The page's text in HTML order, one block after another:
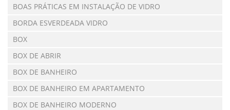
BOAS PRÁTICAS EM INSTALAÇÃO DE VIDRO
BORDA ESVERDEADA VIDRO
BOX
BOX DE ABRIR
BOX DE BANHEIRO
BOX DE BANHEIRO EM APARTAMENTO
BOX DE BANHEIRO MODERNO